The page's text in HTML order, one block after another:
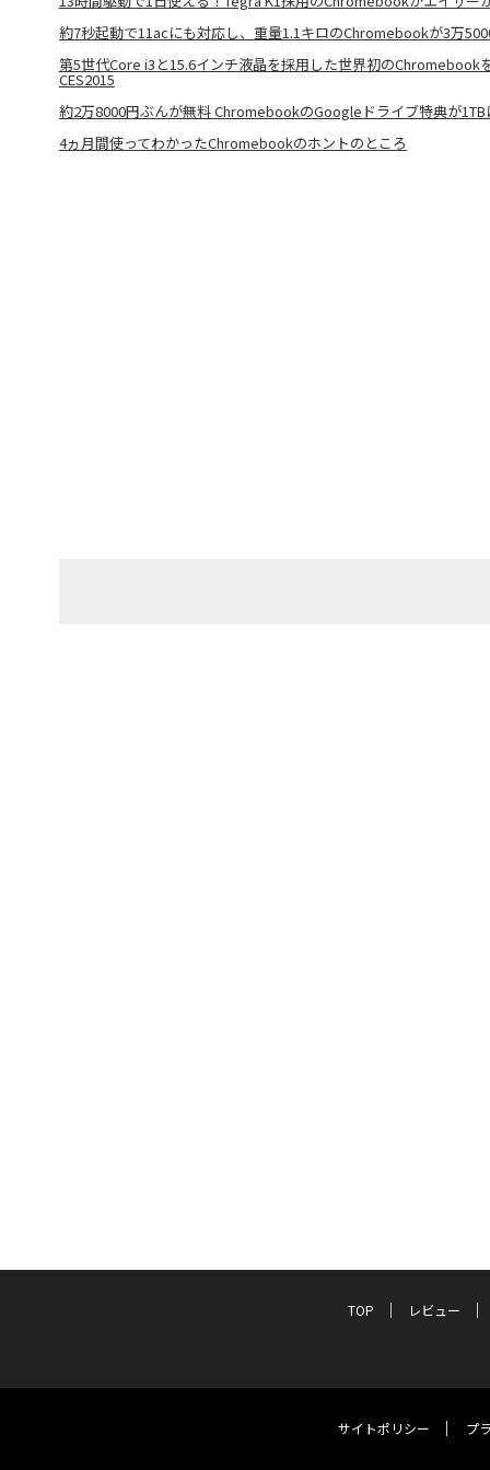
約7秒起動で11acにも対応し、重量1.1キロのChromebookが3万
第5世代Core i3と15.6インチ液晶を採用した世界初のChromebook
CES2015
約2万8000円ぶんが無料 ChromebookのGoogleドライブ特典が1TB
4ヵ月間使ってわかったChromebookのホントのところ
TOP レビュー
サイトポリシー プ